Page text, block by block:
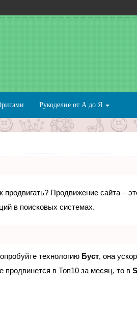
Рукоделие от А до Я
Продвижение сайта –
в поисковых системах.
технологию Буст, она
в Топ10 за месяц, то в